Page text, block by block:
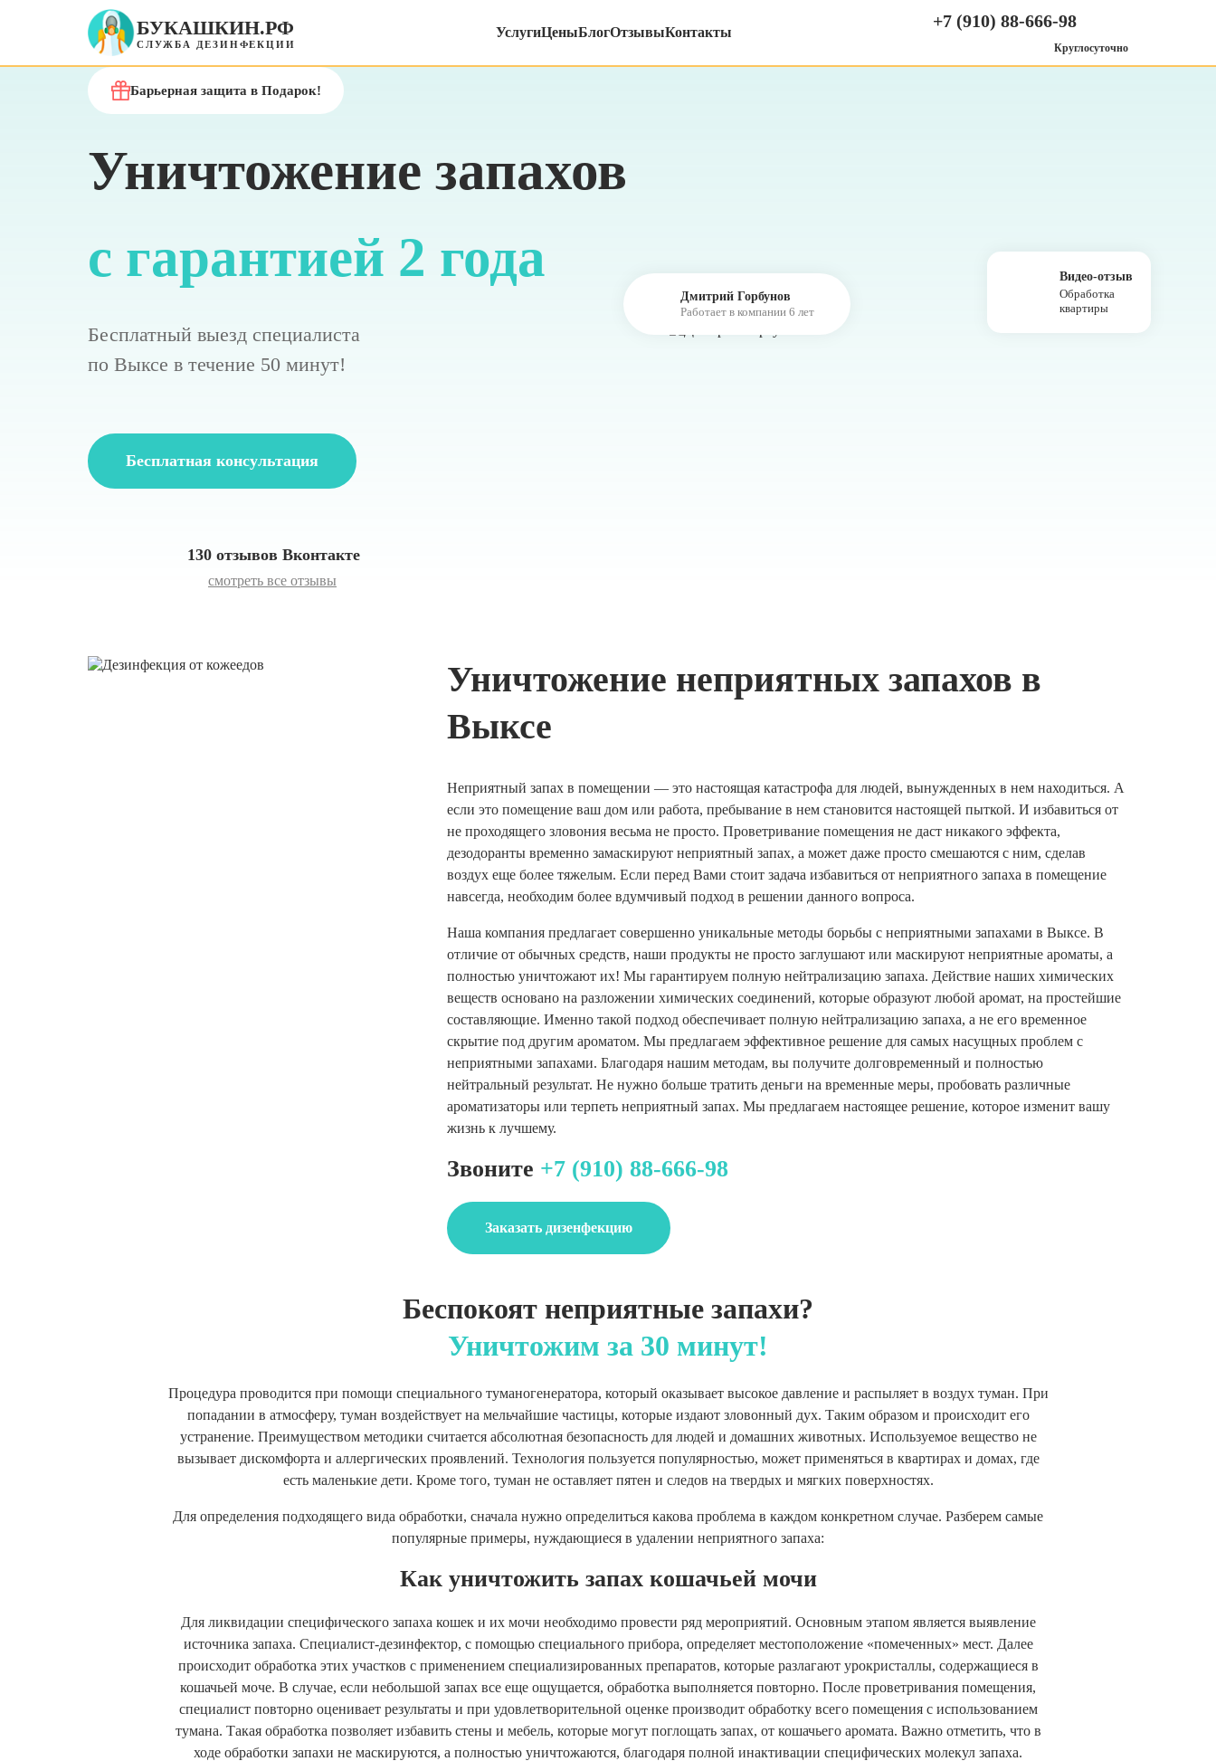
БУКАШКИН.РФ
СЛУЖБА ДЕЗИНФЕКЦИИ
УслугиЦеныБлогОтзывыКонтакты
+7 (910) 88-666-98
Круглосуточно
Барьерная защита в Подарок!
Уничтожение запахов
с гарантией 2 года
Бесплатный выезд специалиста
по Выксе в течение 50 минут!
Бесплатная консультация
130 отзывов Вконтакте
смотреть все отзывы
Дмитрий Горбунов
Работает в компании 6 лет
Видео-отзыв
Обработка
квартиры
Уничтожение неприятных запахов в
Выксе
Неприятный запах в помещении — это настоящая катастрофа для людей, вынужденных в нем находиться. А
если это помещение ваш дом или работа, пребывание в нем становится настоящей пыткой. И избавиться от
не проходящего зловония весьма не просто. Проветривание помещения не даст никакого эффекта,
дезодоранты временно замаскируют неприятный запах, а может даже просто смешаются с ним, сделав
воздух еще более тяжелым. Если перед Вами стоит задача избавиться от неприятного запаха в помещение
навсегда, необходим более вдумчивый подход в решении данного вопроса.
Наша компания предлагает совершенно уникальные методы борьбы с неприятными запахами в Выксе. В
отличие от обычных средств, наши продукты не просто заглушают или маскируют неприятные ароматы, а
полностью уничтожают их! Мы гарантируем полную нейтрализацию запаха. Действие наших химических
веществ основано на разложении химических соединений, которые образуют любой аромат, на простейшие
составляющие. Именно такой подход обеспечивает полную нейтрализацию запаха, а не его временное
скрытие под другим ароматом. Мы предлагаем эффективное решение для самых насущных проблем с
неприятными запахами. Благодаря нашим методам, вы получите долговременный и полностью
нейтральный результат. Не нужно больше тратить деньги на временные меры, пробовать различные
ароматизаторы или терпеть неприятный запах. Мы предлагаем настоящее решение, которое изменит вашу
жизнь к лучшему.
Звоните +7 (910) 88-666-98
Заказать дизенфекцию
Беспокоят неприятные запахи?
Уничтожим за 30 минут!
Процедура проводится при помощи специального туманогенератора, который оказывает высокое давление и распыляет в воздух туман. При
попадании в атмосферу, туман воздействует на мельчайшие частицы, которые издают зловонный дух. Таким образом и происходит его
устранение. Преимуществом методики считается абсолютная безопасность для людей и домашних животных. Используемое вещество не
вызывает дискомфорта и аллергических проявлений. Технология пользуется популярностью, может применяться в квартирах и домах, где
есть маленькие дети. Кроме того, туман не оставляет пятен и следов на твердых и мягких поверхностях.
Для определения подходящего вида обработки, сначала нужно определиться какова проблема в каждом конкретном случае. Разберем самые
популярные примеры, нуждающиеся в удалении неприятного запаха:
Как уничтожить запах кошачьей мочи
Для ликвидации специфического запаха кошек и их мочи необходимо провести ряд мероприятий. Основным этапом является выявление
источника запаха. Специалист-дезинфектор, с помощью специального прибора, определяет местоположение «помеченных» мест. Далее
происходит обработка этих участков с применением специализированных препаратов, которые разлагают урокристаллы, содержащиеся в
кошачьей моче. В случае, если небольшой запах все еще ощущается, обработка выполняется повторно. После проветривания помещения,
специалист повторно оценивает результаты и при удовлетворительной оценке производит обработку всего помещения с использованием
тумана. Такая обработка позволяет избавить стены и мебель, которые могут поглощать запах, от кошачьего аромата. Важно отметить, что в
ходе обработки запахи не маскируются, а полностью уничтожаются, благодаря полной инактивации специфических молекул запаха.